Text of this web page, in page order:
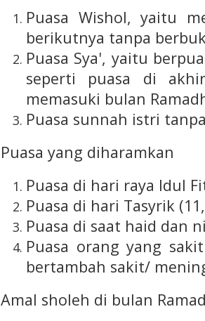
Puasa Wishol, yaitu
berikutnya tanpa
Puasa Sya', yaitu
seperti puasa di
memasuki bulan
Puasa sunnah istri
Puasa yang diharamkan
Puasa di hari raya Idul
Puasa di hari Tasyrik
Puasa di saat haid dan
Puasa orang yang
bertambah sakit/
Amal sholeh di bulan